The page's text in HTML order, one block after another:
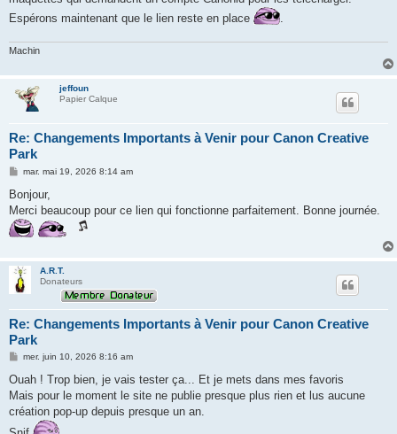
Espérons maintenant que le lien reste en place
Machin
jeffoun
Papier Calque
Re: Changements Importants à Venir pour Canon Creative
Park
M
s
a
g
e
mar. mai 19, 2026 8:14 am
Bonjour,
Merci beaucoup pour ce lien qui fonctionne parfaitement. Bonne journée.
A.R.T.
Donateurs
Re: Changements Importants à Venir pour Canon Creative
Park
M
s
a
g
mer. juin 10, 2026 8:16 am
Ouah ! Trop bien, je vais tester ça... Et je mets dans mes favoris
Mais pour le moment le site ne publie presque plus rien et lus aucune
création pop-up depuis presque un an.